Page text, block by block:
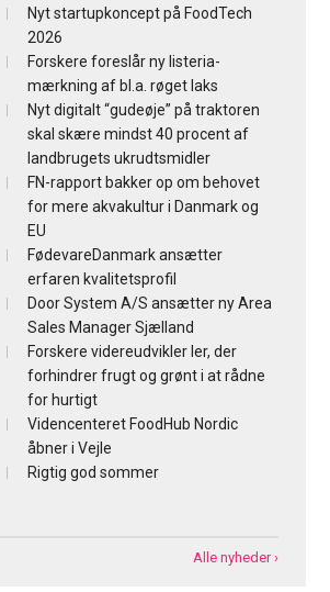
Nyt startupkoncept på FoodTech
2026
Forskere foreslår ny listeria-
mærkning af bl.a. røget laks
Nyt digitalt “gudeøje” på traktoren
skal skære mindst 40 procent af
landbrugets ukrudtsmidler
FN-rapport bakker op om behovet
for mere akvakultur i Danmark og
EU
FødevareDanmark ansætter
erfaren kvalitetsprofil
Door System A/S ansætter ny Area
Sales Manager Sjælland
Forskere videreudvikler ler, der
forhindrer frugt og grønt i at rådne
for hurtigt
Videncenteret FoodHub Nordic
åbner i Vejle
Rigtig god sommer
Alle nyheder ›